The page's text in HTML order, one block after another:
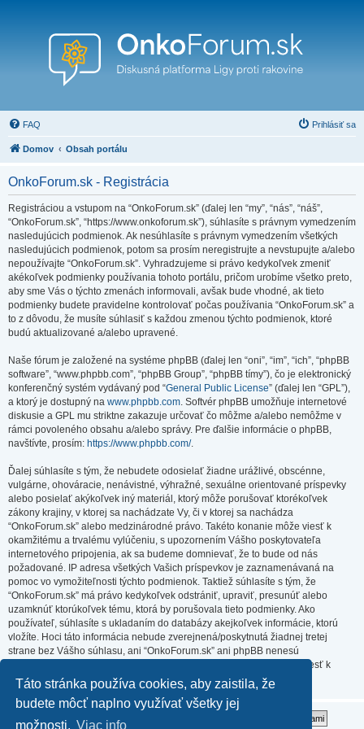
Táto stránka používa cookies, aby zaistila, že
budete môcť naplno využívať všetky jej
možnosti. Viac info
FAQ Prihlásiť sa
Domov Obsah portálu
OnkoForum.sk - Registrácia
Registráciou a vstupom na “OnkoForum.sk” (ďalej len “my”, “nás”, “náš”,
“OnkoForum.sk”, “https://www.onkoforum.sk”), súhlasíte s právnym vymedzením
nasledujúcich podmienok. Ak nesúhlasíte s právnym vymedzením všetkých
nasledujúcich podmienok, potom sa prosím neregistrujte a nevstupujte a/alebo
nepoužívajte “OnkoForum.sk”. Vyhradzujeme si právo kedykoľvek zmeniť
akékoľvek podmienky používania tohoto portálu, pričom urobíme všetko preto,
aby sme Vás o týchto zmenách informovali, avšak bude vhodné, ak tieto
podmienky budete pravidelne kontrolovať počas používania “OnkoForum.sk” a
to z dôvodu, že musíte súhlasiť s každou zmenou týchto podmienok, ktoré
budú aktualizované a/alebo upravené.
Naše fórum je založené na systéme phpBB (ďalej len “oni”, “im”, “ich”, “phpBB
software”, “www.phpbb.com”, “phpBB Group”, “phpBB tímy”), čo je elektronický
konferenčný systém vydávaný pod “General Public License” (ďalej len “GPL”),
a ktorý je dostupný na www.phpbb.com. Softvér phpBB umožňuje internetové
diskusie a GPL mu striktne zakazuje určovať čo môžme a/alebo nemôžme v
rámci povoleného obsahu a/alebo správy. Pre ďalšie informácie o phpBB,
navštívte, prosím: https://www.phpbb.com/.
Ďalej súhlasíte s tým, že nebudete odosielať žiadne urážlivé, obscénne,
vulgárne, ohováracie, nenávistné, výhražné, sexuálne orientované príspevky
alebo posielať akýkoľvek iný materiál, ktorý môže porušovať ktorékoľvek
zákony krajiny, v ktorej sa nachádzate Vy, či v ktorej sa nachádza
“OnkoForum.sk” alebo medzinárodné právo. Takéto konanie môže viesť k
okamžitému a trvalému vylúčeniu, s upozornením Vášho poskytovateľa
internetového pripojenia, ak sa budeme domnievať, že to bude od nás
požadované. IP adresa všetkých Vašich príspevkov je zaznamenávaná na
pomoc vo vymožiteľnosti týchto podmienok. Taktiež súhlasíte s tým, že
“OnkoForum.sk” má právo kedykoľvek odstrániť, upraviť, presunúť alebo
uzamknúť ktorúkoľvek tému, ktorá by porušovala tieto podmienky. Ako
používateľ, súhlasíte s ukladaním do databázy akejkoľvek informácie, ktorú
vložíte. Hoci táto informácia nebude zverejnená/poskytnutá žiadnej tretej
strane bez Vášho súhlasu, ani “OnkoForum.sk” ani phpBB nenesú
zodpovednosť za akýkoľvek pokus o prienik (hacking), ktorý môže viesť k
zneužitiu týchto údajov.